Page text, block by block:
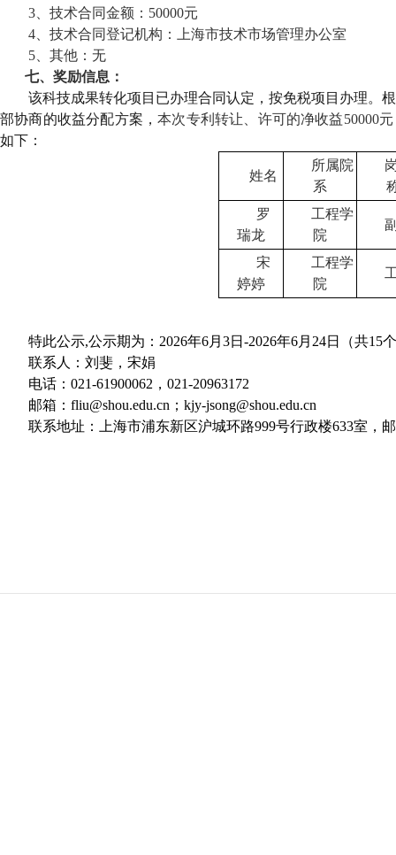
3、技术合同金额： 50000元
4、技术合同登记机构：上海市技术市场管理办公室
5、其他：无
七、奖励信息：
该科技成果转化项目已办理合同认定，按免税项目办理。
部协商的收益分配方案，本次专利 转让、 许可的净收益50000元
如下：
姓名
所属院
系
罗
瑞龙
工程学
院
宋
婷婷
工程学
院
特此公示,公示期为： 2026年6月 3日 -2026年6月 24日（共15
联系人：刘斐，宋娟
电话： 021-61900062，021-20963172
邮箱： fliu@shou.edu.cn；kjy-jsong@shou.edu.cn
联系地址：上海市浦东新区沪城环路999号行政楼633室，